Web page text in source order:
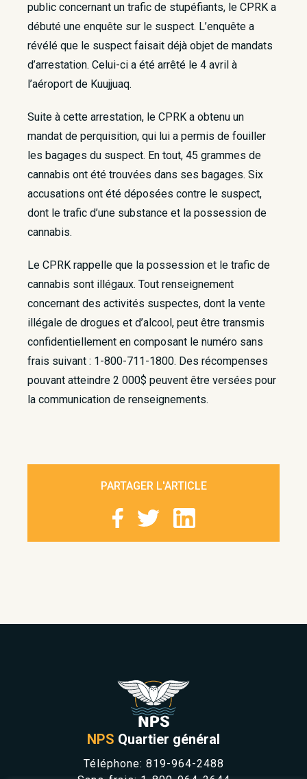
public concernant un trafic de stupéfiants, le CPRK a
débuté une enquête sur le suspect. L’enquête a
révélé que le suspect faisait déjà objet de mandats
d’arrestation. Celui-ci a été arrêté le 4 avril à
l’aéroport de Kuujjuaq.
Suite à cette arrestation, le CPRK a obtenu un
mandat de perquisition, qui lui a permis de fouiller
les bagages du suspect. En tout, 45 grammes de
cannabis ont été trouvées dans ses bagages. Six
accusations ont été déposées contre le suspect,
dont le trafic d’une substance et la possession de
cannabis.
Le CPRK rappelle que la possession et le trafic de
cannabis sont illégaux. Tout renseignement
concernant des activités suspectes, dont la vente
illégale de drogues et d’alcool, peut être transmis
confidentiellement en composant le numéro sans
frais suivant : 1-800-711-1800. Des récompenses
pouvant atteindre 2 000$ peuvent être versées pour
la communication de renseignements.
PARTAGER L'ARTICLE
NPS Quartier général
Téléphone: 819-964-2488